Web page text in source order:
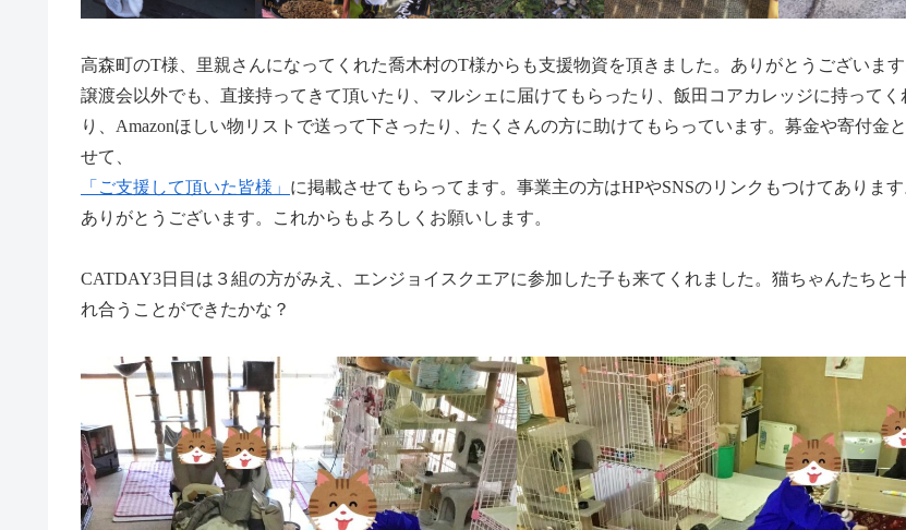
高森町のT様、里親さんになってくれた喬木村のT様からも支援物資を頂きました。ありがとうございます
譲渡会以外でも、直接持ってきて頂いたり、マルシェに届けてもらったり、飯田コアカレッジに持ってく
り、Amazonほしい物リストで送って下さったり、たくさんの方に助けてもらっています。募金や寄付金
せて、
「ご支援して頂いた皆様」 に掲載させてもらってます。事業主の方はHPやSNSのリンクもつけてあります
ありがとうございます。これからもよろしくお願いします。
CATDAY3日目は３組の方がみえ、エンジョイスクエアに参加した子も来てくれました。猫ちゃんたちと
れ合うことができたかな？